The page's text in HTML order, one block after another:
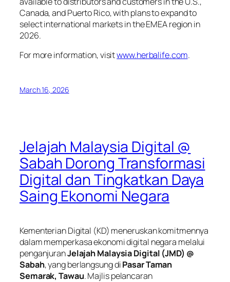
Canada, and Puerto Rico, with plans to expand to
select international markets in the EMEA region in
2026.
For more information, visitwww.herbalife.com.
March 16, 2026
Jelajah Malaysia Digital @
Sabah Dorong Transformasi
Digital dan Tingkatkan Daya
Saing Ekonomi Negara
Kementerian Digital (KD) meneruskan komitmennya
dalam memperkasa ekonomi digital negara melalui
penganjuranJelajah Malaysia Digital (JMD) @
Sabah, yang berlangsung diPasar Taman
Semarak, Tawau. Majlis pelancaran